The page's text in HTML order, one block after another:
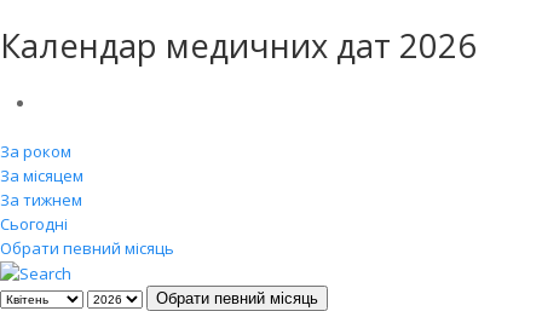
Календар медичних дат 2026
За роком
За місяцем
За тижнем
Сьогодні
Обрати певний місяць
Обрати певний місяць